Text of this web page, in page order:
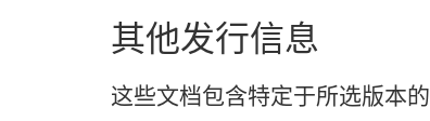
其他发行信息
这些文档包含特定于所选版本的